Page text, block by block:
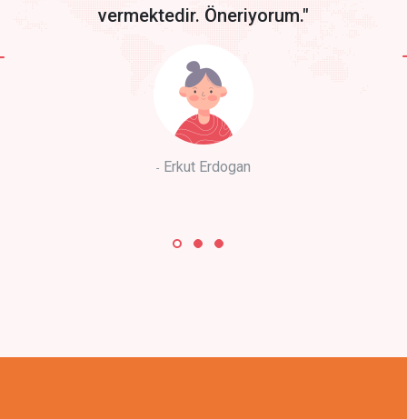
vermektedir. Öneriyorum."
Erkut Erdogan